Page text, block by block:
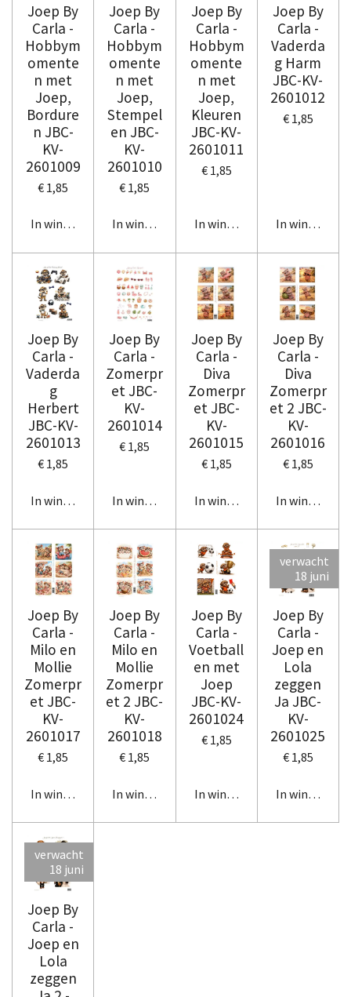
Joep By
Carla -
Hobbym
omente
n met
Joep,
Bordure
n JBC-
KV-
2601009
€ 1,85
In winkelwagen
Joep By
Carla -
Hobbym
omente
n met
Joep,
Stempel
en JBC-
KV-
2601010
€ 1,85
In winkelwagen
Joep By
Carla -
Hobbym
omente
n met
Joep,
Kleuren
JBC-KV-
2601011
€ 1,85
In winkelwagen
Joep By
Carla -
Vaderda
g Harm
JBC-KV-
2601012
€ 1,85
In
Joep By
Carla -
Vaderda
g
Herbert
JBC-KV-
2601013
€ 1,85
In winkelwagen
Joep By
Carla -
Zomerpr
et JBC-
KV-
2601014
€ 1,85
In winkelwagen
Joep By
Carla -
Diva
Zomerpr
et JBC-
KV-
2601015
€ 1,85
In winkelwagen
Joep By
Carla -
Diva
Zomerpr
et 2 JBC-
KV-
2601016
€ 1,85
In
Joep By
Carla -
Milo en
Mollie
Zomerpr
et JBC-
KV-
2601017
€ 1,85
In winkelwagen
Joep By
Carla -
Milo en
Mollie
Zomerpr
et 2 JBC-
KV-
2601018
€ 1,85
In winkelwagen
Joep By
Carla -
Voetball
en met
Joep
JBC-KV-
2601024
€ 1,85
In winkelwagen
verwacht
18 juni
Joep By
Carla -
Joep en
Lola
zeggen
Ja JBC-
KV-
2601025
€ 1,85
In
verwacht
18 juni
Joep By
Carla -
Joep en
Lola
zeggen